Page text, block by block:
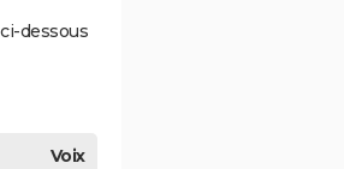
dessous
Voix